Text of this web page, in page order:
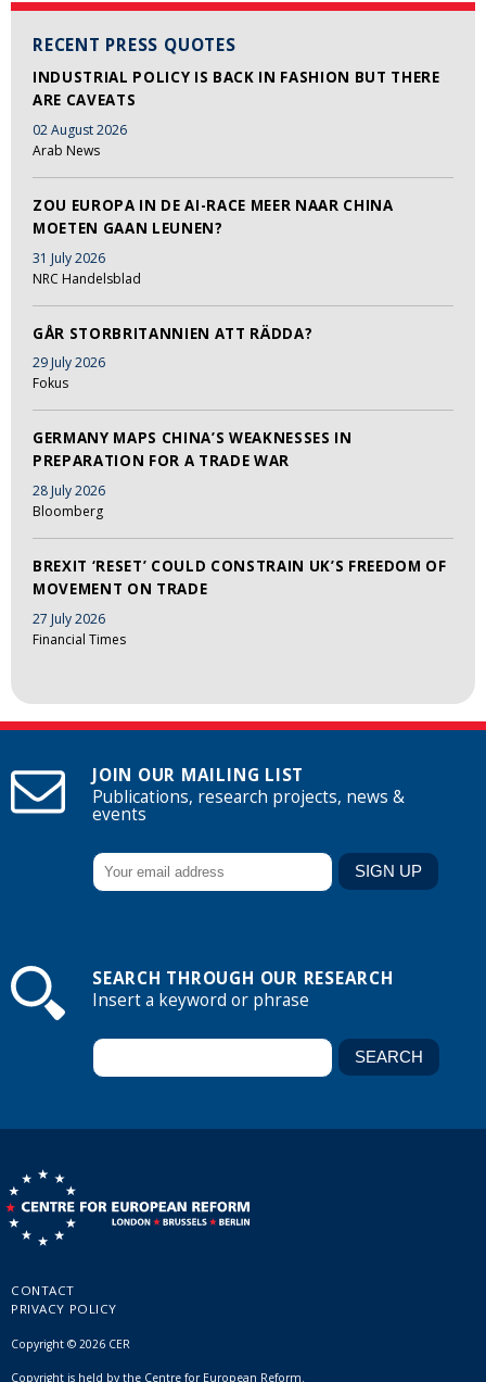
RECENT PRESS QUOTES
INDUSTRIAL POLICY IS BACK IN FASHION BUT THERE
ARE CAVEATS
02 August 2026
Arab News
ZOU EUROPA IN DE AI-RACE MEER NAAR CHINA
MOETEN GAAN LEUNEN?
31 July 2026
NRC Handelsblad
GÅR STORBRITANNIEN ATT RÄDDA?
29 July 2026
Fokus
GERMANY MAPS CHINA’S WEAKNESSES IN
PREPARATION FOR A TRADE WAR
28 July 2026
Bloomberg
BREXIT ‘RESET’ COULD CONSTRAIN UK’S FREEDOM OF
MOVEMENT ON TRADE
27 July 2026
Financial Times
JOIN OUR MAILING LIST
Publications, research projects, news &
events
SEARCH THROUGH OUR RESEARCH
Insert a keyword or phrase
CONTACT
PRIVACY POLICY
Copyright © 2026 CER
Copyright is held by the Centre for European Reform.